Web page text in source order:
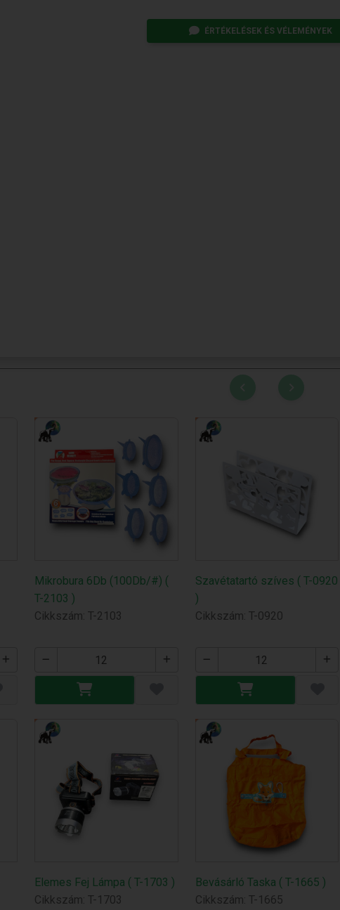
ÉRTÉKELÉSEK ÉS VÉLEMÉNYEK
Mikrobura 6Db (100Db/#) (
T-2103 )
Cikkszám: T-2103
Szavétatartó szíves ( T-0920
)
Cikkszám: T-0920
Elemes Fej Lámpa ( T-1703 )
Cikkszám: T-1703
Bevásárló Taska ( T-1665 )
Cikkszám: T-1665